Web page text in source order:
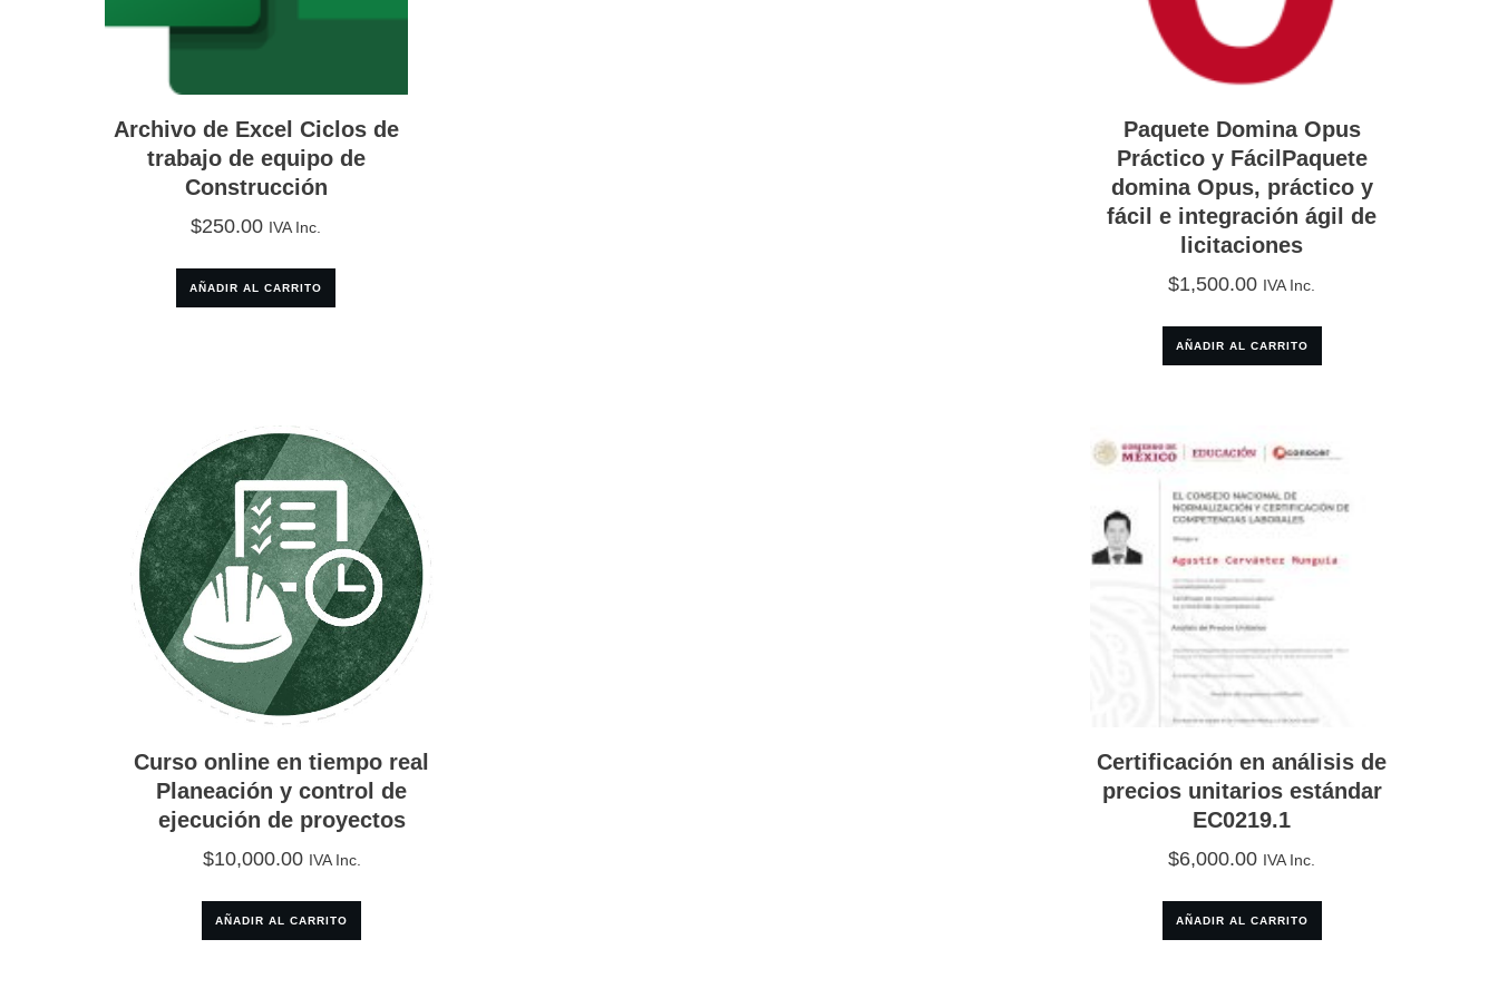
Archivo de Excel Ciclos de
trabajo de equipo de
Construcción
$250.00 IVA Inc.
AÑADIR AL CARRITO
Paquete Domina Opus
Práctico y FácilPaquete
domina Opus, práctico y
fácil e integración ágil de
licitaciones
$1,500.00 IVA Inc.
AÑADIR AL CARRITO
Curso online en tiempo real
Planeación y control de
ejecución de proyectos
$10,000.00 IVA Inc.
AÑADIR AL CARRITO
Certificación en análisis de
precios unitarios estándar
EC0219.1
$6,000.00 IVA Inc.
AÑADIR AL CARRITO